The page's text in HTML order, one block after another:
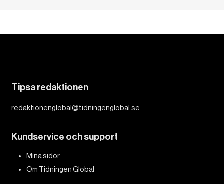
Tipsa redaktionen
redaktionenglobal@tidningenglobal.se
Kundservice och support
Mina sidor
Om Tidningen Global